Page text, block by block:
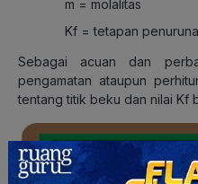
m = molalitas
Kf = tetapan
Sebagai acuan dan
pengamatan ataupun
tentang titik beku dan nilai Kf